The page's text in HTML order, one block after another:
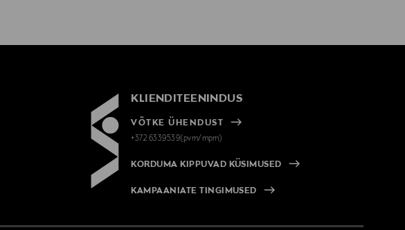
KLIENDITEENINDUS
VÕTKE ÜHENDUST
+372 6339539(pvm/mpm)
KORDUMA KIPPUVAD KÜSIMUSED
KAMPAANIATE TINGIMUSED